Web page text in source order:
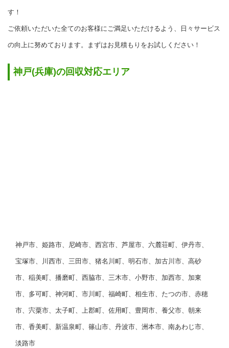
す！
ご依頼いただいた全てのお客様にご満足いただけるよう、日々サービス
の向上に努めております。まずはお見積もりをお試しください！
神戸(兵庫)の回収対応エリア
神戸市、姫路市、尼崎市、西宮市、芦屋市、六麓荘町、伊丹市、
宝塚市、川西市、三田市、猪名川町、明石市、加古川市、高砂
市、稲美町、播磨町、西脇市、三木市、小野市、加西市、加東
市、多可町、神河町、市川町、福崎町、相生市、たつの市、赤穂
市、宍粟市、太子町、上郡町、佐用町、豊岡市、養父市、朝来
市、香美町、新温泉町、篠山市、丹波市、洲本市、南あわじ市、
淡路市